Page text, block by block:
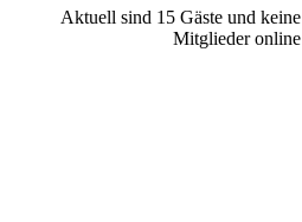
Aktuell sind 15 Gäste und keine
Mitglieder online